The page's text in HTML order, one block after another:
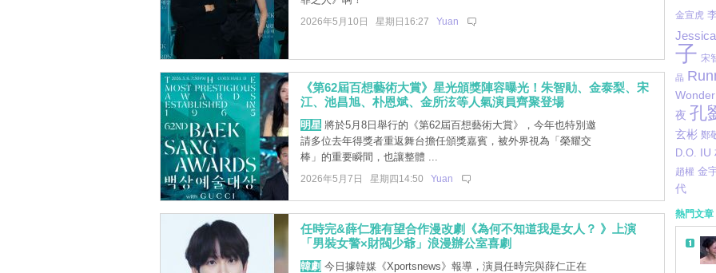
2026年5月10日 星期日16:27 Yuan
《第62屆百想藝術大賞》星光頒獎陣容曝光！朱智勛、金泰梨、宋
江、池昌旭、朴恩斌、金所泫等人氣演員齊聚登場
明星將於5月8日舉行的《第62屆百想藝術大賞》，今年也特別邀
請多位去年得獎者重返舞台擔任頒獎嘉賓，被外界視為「榮耀交
棒」的重要瞬間，也讓整體 ...
2026年5月7日 星期四14:50 Yuan
任時完&薛仁雅有望合作漫改劇《為何不知道我是女人？ 》上演
「男裝女警×財閥少爺」浪漫辦公室喜劇
韓劇 今日據韓媒《Xportsnews》報導，演員任時完與薛仁正在
金宣虎
Jessica
子 宋
晶
夜 孔
玄彬 鄭
D.O. IU
趙權 金
代
熱門文章